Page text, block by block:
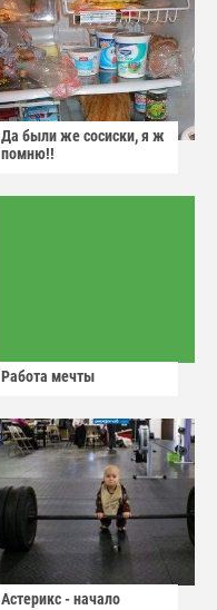
Да были же сосиски, я ж
помню!!
Работа мечты
Астерикс - начало